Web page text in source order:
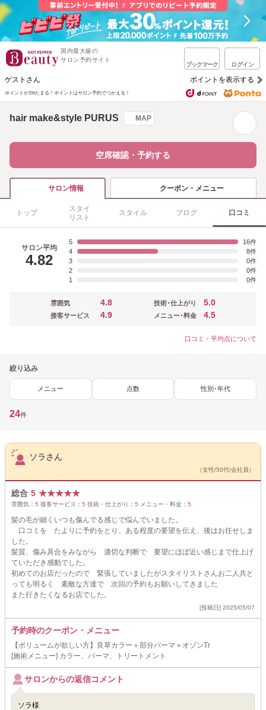
国内最大級の
サロン予約サイト
ブックマーク ログイン
ゲストさん ポイントを表示する
ポイントが1%たまる！ ポイントはサロン予約でつかえる！
hair make&style PURUS MAP
空席確認・予約する
サロン情報 クーポン・メニュー
トップ
スタイ
リスト
スタイル ブログ 口コミ
サロン平均
4.82
5
16
4
8
3
0
2
0
1
0
雰囲気 4.8
接客サービス 4.9
技術･仕上がり 5.0
メニュー･料金 4.5
口コミ・平均点について
絞り込み
メニュー 点数 性別･年代
24件
サロンPick Up
ソラさん
（女性/50代/会社員）
総合 5 ★★★★★
雰囲気： 5 接客サービス： 5 技術・仕上がり： 5 メニュー・料金： 5
髪の毛が細くいつも傷んでる感じで悩んでいました。
口コミを たよりに予約をとり、ある程度の要望を伝え、後はお任せしま
した。
髪質、傷み具合をみながら 適切な判断で 要望にほぼ近い感じまで仕上げ
ていただき感動でした。
初めてのお店だったので 緊張していましたがスタイリストさんお二人共と
っても明るく 素敵な方達で 次回の予約もお願いしてきました
また行きたくなるお店でした。
[投稿日] 2025/05/07
予約時のクーポン・メニュー
【ボリュームが欲しい方】良草カラー＋部分パーマ＋オゾンTr
[施術メニュー] カラー、パーマ、トリートメント
サロンからの返信コメント
ソラ様